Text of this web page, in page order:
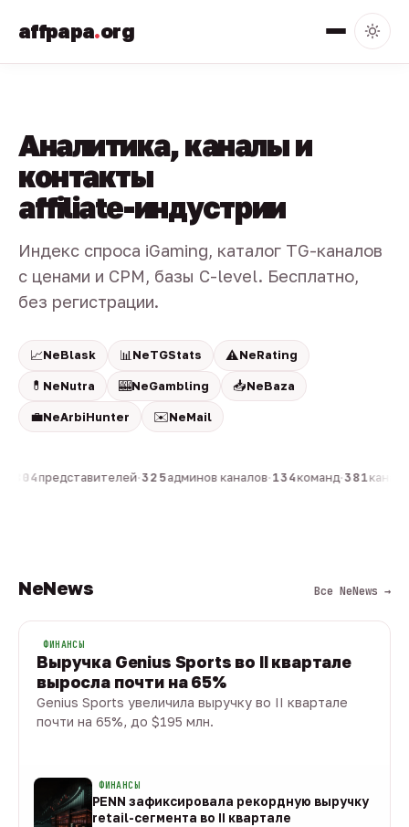
affpapa.org
Аналитика, каналы и
контакты
affiliate-индустрии
Индекс спроса iGaming, каталог TG-каналов
с ценами и CPM, базы C-level. Бесплатно,
без регистрации.
📈NeBlask 📊 NeTGStats ⚠️NeRating
💊 NeNutra 🎰NeGambling 📥NeBaza
💼NeArbiHunter ✉️NeMail
804представителей·325админов каналов·134команд·381
NeNews Все NeNews →
ФИНАНСЫ
Выручка Genius Sports во II квартале
выросла почти на 65%
Genius Sports увеличила выручку во II квартале
почти на 65%, до $195 млн.
ФИНАНСЫ
PENN зафиксировала рекордную выручку
retail-сегмента во II квартале